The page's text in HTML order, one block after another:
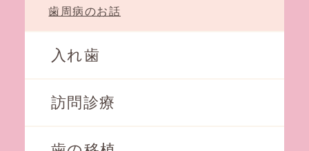
歯周病のお話
入れ歯
訪問診療